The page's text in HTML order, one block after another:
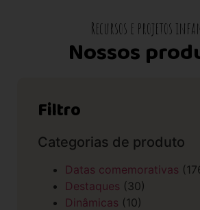
Recursos e projetos
Nossos
Filtro
Categorias de produto
Datas comemorativas
Destaques (30)
Dinâmicas (10)